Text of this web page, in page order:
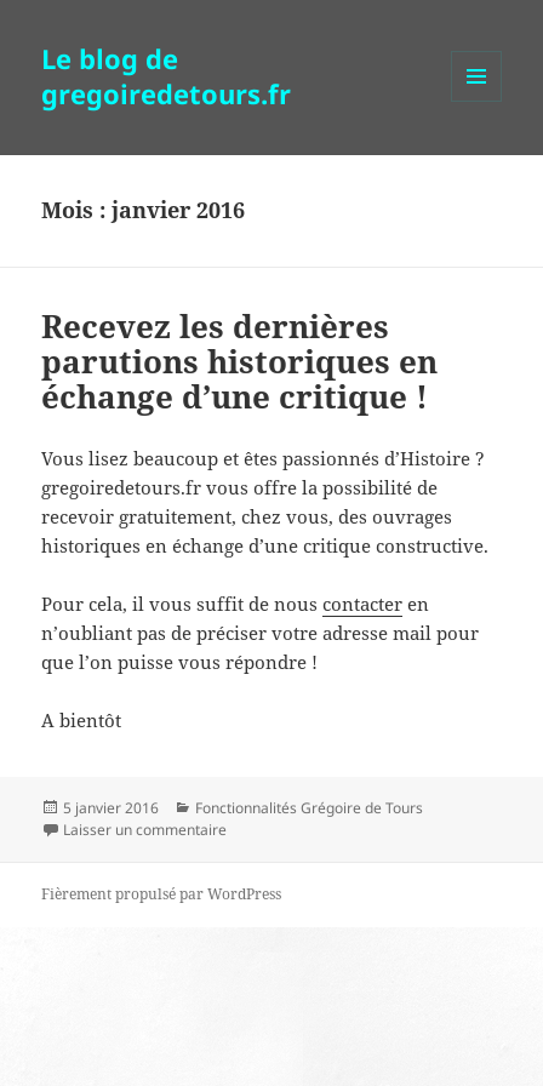
Le blog de
gregoiredetours.fr
WIDGETS
Mois :janvier 2016
Recevez les dernières
parutions historiques en
échange d’une critique !
Vous lisez beaucoup et êtes passionnés d’Histoire ?
gregoiredetours.fr vous offre la possibilité de
recevoir gratuitement, chez vous, des ouvrages
historiques en échange d’une critique constructive.
Pour cela, il vous suffit de nouscontacter en
n’oubliant pas de préciser votre adresse mail pour
que l’on puisse vous répondre !
A bientôt
Publié
le
5 janvier 2016 Catégories
Fonctionnalités Grégoire de Tours
Laisser un commentaire
Fièrement propulsé par WordPress